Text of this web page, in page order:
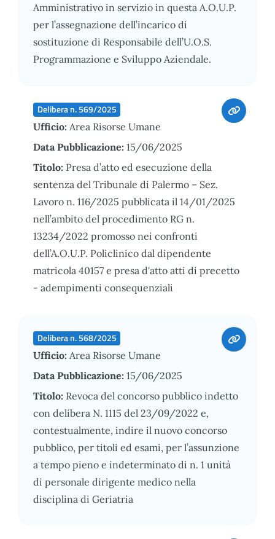
Amministrativo in servizio in questa A.O.U.P.
per l’assegnazione dell’incarico di
sostituzione di Responsabile dell’U.O.S.
Programmazione e Sviluppo Aziendale.
Delibera n. 569/2025
Ufficio: Area Risorse Umane
Data Pubblicazione: 15/06/2025
Titolo: Presa d’atto ed esecuzione della
sentenza del Tribunale di Palermo – Sez.
Lavoro n. 116/2025 pubblicata il 14/01/2025
nell’ambito del procedimento RG n.
13234/2022 promosso nei confronti
dell’A.O.U.P. Policlinico dal dipendente
matricola 40157 e presa d'atto atti di precetto
- adempimenti consequenziali
Delibera n. 568/2025
Ufficio: Area Risorse Umane
Data Pubblicazione: 15/06/2025
Titolo: Revoca del concorso pubblico indetto
con delibera N. 1115 del 23/09/2022 e,
contestualmente, indire il nuovo concorso
pubblico, per titoli ed esami, per l’assunzione
a tempo pieno e indeterminato di n. 1 unità
di personale dirigente medico nella
disciplina di Geriatria